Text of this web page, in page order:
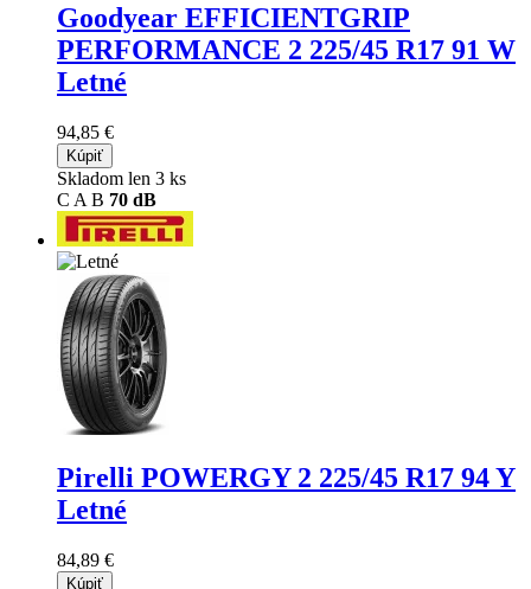
Goodyear EFFICIENTGRIP
PERFORMANCE 2 225/45 R17 91 W
Letné
94,85 €
Kúpiť
Skladom len 3 ks
C A B 70 dB
Pirelli POWERGY 2 225/45 R17 94 Y
Letné
84,89 €
Kúpiť